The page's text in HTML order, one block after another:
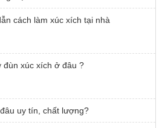
cách làm xúc xích tại nhà
đùn xúc xích ở đâu ?
uy tín, chất lượng?